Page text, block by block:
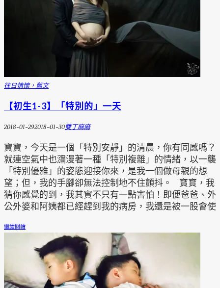
往日情懷，舊文
【初生1-3】「特別的」一天
2018-01-292018-01-30雙丁麻麻
寶寶，今天是一個「特別安靜」的清晨，你有同感嗎？
就連空氣中也瀰漫著一種「特別複雜」的情緒，以一襲
「特別優雅」的姿態迎接你來，是我一個做母親的想
望；但，我的手腳卻無法控制地不住顫抖。 寶寶，我
猜你感覺的到，我其實不只有一點害怕！即便爸爸、外
公外婆和阿姨都已經趕到我的病房，我還是被一股會使
繼續閱讀